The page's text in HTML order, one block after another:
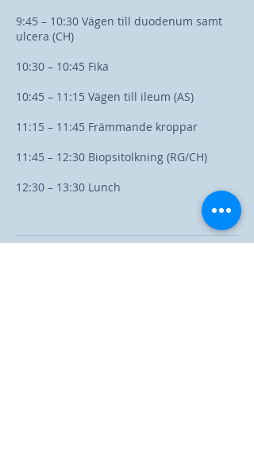
9:45 – 10:30 Vägen till duodenum samt
ulcera (CH)
10:30 – 10:45 Fika
10:45 – 11:15 Vägen till ileum (AS)
11:15 – 11:45 Främmande kroppar
11:45 – 12:30 Biopsitolkning (RG/CH)
12:30 – 13:30 Lunch